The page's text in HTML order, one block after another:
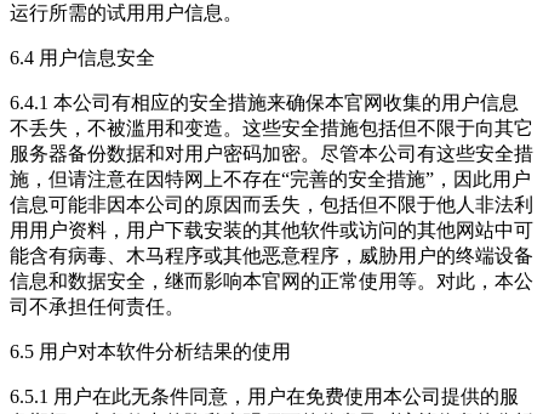
运行所需的试用用户信息。
6.4 用户信息安全
6.4.1 本公司有相应的安全措施来确保本官网收集的用户信息
不丢失，不被滥用和变造。这些安全措施包括但不限于向其它
服务器备份数据和对用户密码加密。尽管本公司有这些安全措
施，但请注意在因特网上不存在“完善的安全措施”，因此用户
信息可能非因本公司的原因而丢失，包括但不限于他人非法利
用用户资料，用户下载安装的其他软件或访问的其他网站中可
能含有病毒、木马程序或其他恶意程序，威胁用户的终端设备
信息和数据安全，继而影响本官网的正常使用等。对此，本公
司不承担任何责任。
6.5 用户对本软件分析结果的使用
6.5.1 用户在此无条件同意，用户在免费使用本公司提供的服